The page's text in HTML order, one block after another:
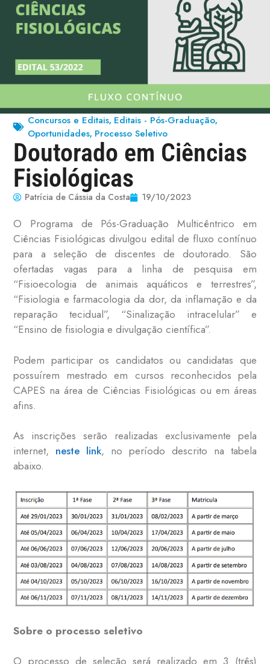
Concursos e Editais, Editais - Pós-Graduação,
Oportunidades, Processo Seletivo
Doutorado em Ciências
Fisiológicas
Patrícia de Cássia da Costa 19/10/2023
O Programa de Pós-Graduação Multicêntrico em
Ciências Fisiológicas divulgou edital de fluxo contínuo
para a seleção de discentes de doutorado. São
ofertadas vagas para a linha de pesquisa em
“Fisioecologia de animais aquáticos e terrestres”,
“Fisiologia e farmacologia da dor, da inflamação e da
reparação tecidual”, “Sinalização intracelular” e
“Ensino de fisiologia e divulgação científica”.
Podem participar os candidatos ou candidatas que
possuírem mestrado em cursos reconhecidos pela
CAPES na área de Ciências Fisiológicas ou em áreas
afins.
As inscrições serão realizadas exclusivamente pela
internet, neste link, no período descrito na tabela
abaixo.
Sobre o processo seletivo